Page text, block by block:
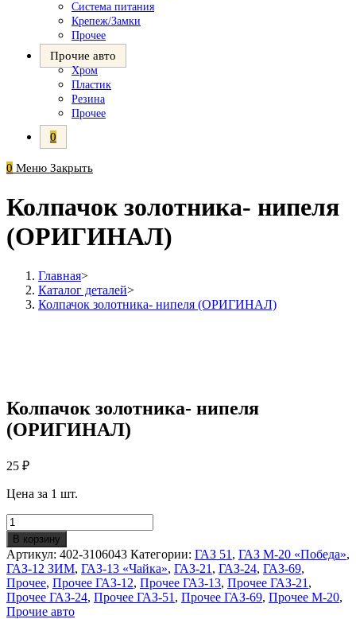
Система питания
Крепеж/Замки
Прочее
Прочие авто
Хром
Пластик
Резина
Прочее
0
0 Меню Закрыть
Колпачок золотника- нипеля
(ОРИГИНАЛ)
Главная>
Каталог деталей>
Колпачок золотника- нипеля (ОРИГИНАЛ)
Колпачок золотника- нипеля
(ОРИГИНАЛ)
25 ₽
Цена за 1 шт.
Количество
Колпачок
золотника-
нипеля
(ОРИГИНАЛ)
В корзину
Артикул: 402-3106043 Категории: ГАЗ 51 , ГАЗ М-20 «Победа»,
ГАЗ-12 ЗИМ, ГАЗ-13 «Чайка», ГАЗ-21 , ГАЗ-24, ГАЗ-69,
Прочее, Прочее ГАЗ-12, Прочее ГАЗ-13, Прочее ГАЗ-21 ,
Прочее ГАЗ-24, Прочее ГАЗ-51 , Прочее ГАЗ-69, Прочее М-20,
Прочие авто